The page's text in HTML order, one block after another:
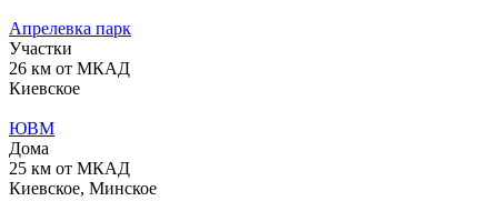
Апрелевка парк
Участки
26 км от МКАД
Киевское
ЮВМ
Дома
25 км от МКАД
Киевское, Минское